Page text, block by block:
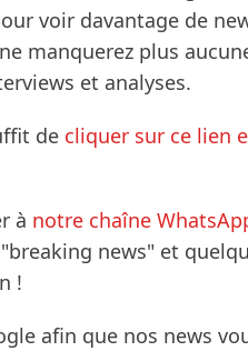
voir davantage de
manquerez plus
et analyses.
de cliquer sur ce lien
à notre chaîne
news" et
!
afin que nos news